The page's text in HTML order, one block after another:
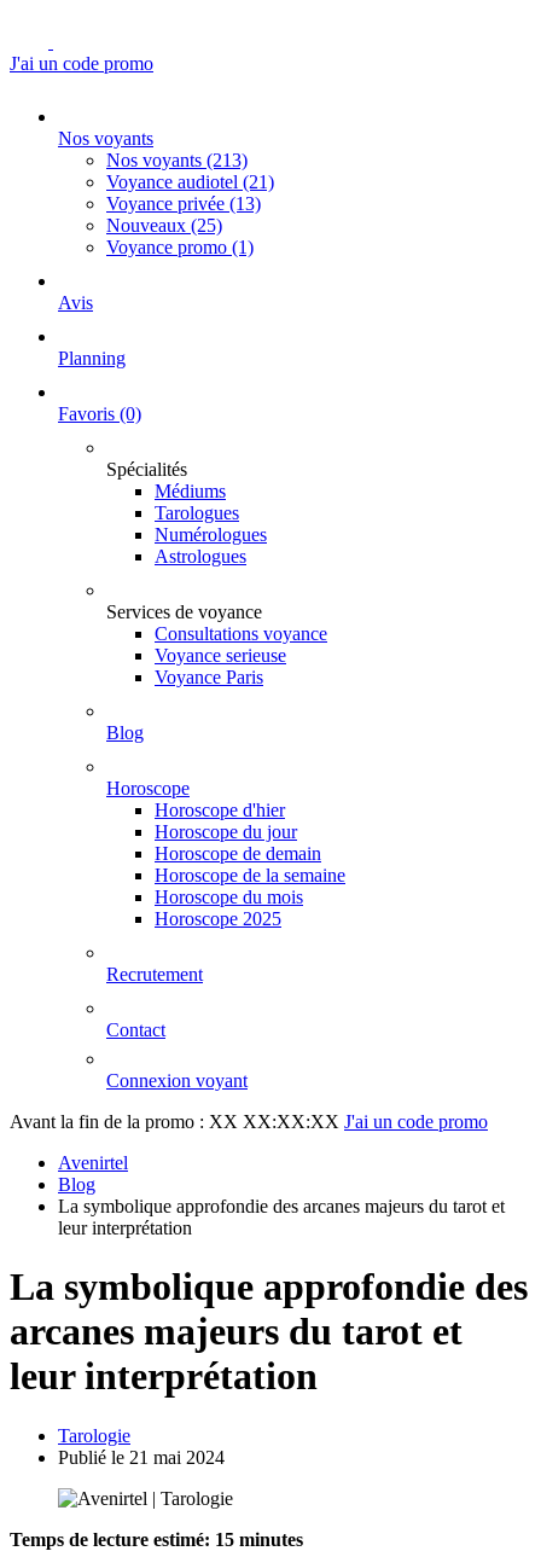
J'ai un code promo
Nos voyants
Nos voyants (213)
Voyance audiotel (21)
Voyance privée (13)
Nouveaux (25)
Voyance promo (1)
Avis
Planning
Favoris (0)
Spécialités
Médiums
Tarologues
Numérologues
Astrologues
Services de voyance
Consultations voyance
Voyance serieuse
Voyance Paris
Blog
Horoscope
Horoscope d'hier
Horoscope du jour
Horoscope de demain
Horoscope de la semaine
Horoscope du mois
Horoscope 2025
Recrutement
Contact
Connexion voyant
Avant la fin de la promo : XX XX:XX:XX J'ai un code promo
Avenirtel
Blog
La symbolique approfondie des arcanes majeurs du tarot et
leur interprétation
La symbolique approfondie des
arcanes majeurs du tarot et
leur interprétation
Tarologie
Publié le 21 mai 2024
Temps de lecture estimé: 15 minutes